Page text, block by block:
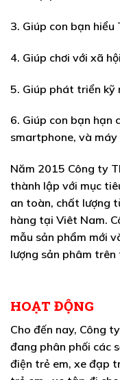
3. Giúp con bạn hiểu
4. Giúp chơi với xã hội
5. Giúp phát triển kỹ
6. Giúp con bạn hạn
smartphone, và máy
Năm 2015 Công ty
thành lập với mục
an toàn, chất lượng
hàng tại Viêt Nam.
mẫu sản phẩm mới
lượng sản phâm
HOẠT ĐỘNG
Cho đến nay, Công
đang phân phối các
điện trẻ em, xe đạp